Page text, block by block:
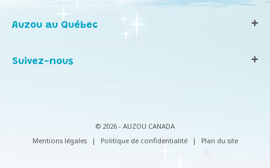
Auzou au Québec
Notre histoire
Infos consommateurs
Suivez-nous
© 2026 - AUZOU CANADA
Mentions légales
| Politique de confidentialité | Plan du site